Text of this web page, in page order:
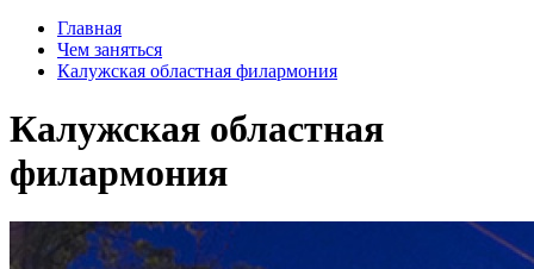
Главная
Чем заняться
Калужская областная филармония
Калужская областная
филармония